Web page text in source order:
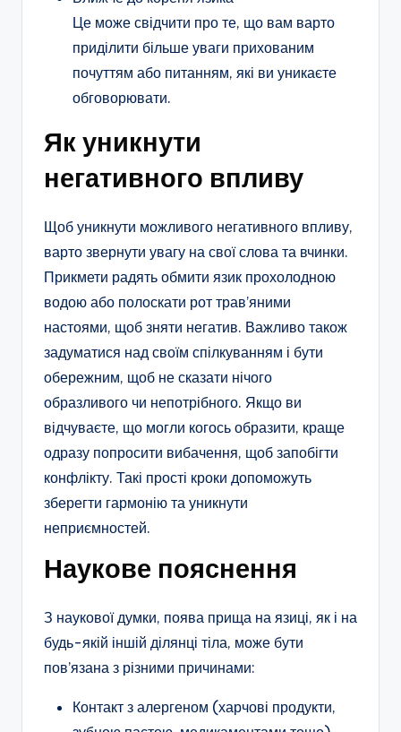
Це може свідчити про те, що вам варто
приділити більше уваги прихованим
почуттям або питанням, які ви уникаєте
обговорювати.
Як уникнути
негативного впливу
Щоб уникнути можливого негативного впливу,
варто звернути увагу на свої слова та вчинки.
Прикмети радять обмити язик прохолодною
водою або полоскати рот трав’яними
настоями, щоб зняти негатив. Важливо також
задуматися над своїм спілкуванням і бути
обережним, щоб не сказати нічого
образливого чи непотрібного. Якщо ви
відчуваєте, що могли когось образити, краще
одразу попросити вибачення, щоб запобігти
конфлікту. Такі прості кроки допоможуть
зберегти гармонію та уникнути
неприємностей.
Наукове пояснення
З наукової думки, поява прища на язиці, як і на
будь-якій іншій ділянці тіла, може бути
пов’язана з різними причинами:
Контакт з алергеном (харчові продукти,